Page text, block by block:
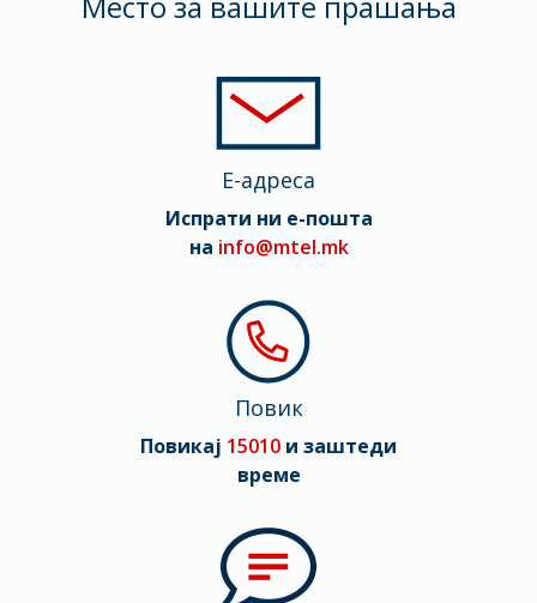
Тежина
149.6 x 71.5 x 8.25 mm
2G, 3G, 4G (LTE), 5G
E-адреса
Испрати ни е-пошта
на info@mtel.mk
Повик
Повикај 15010 и заштеди
време